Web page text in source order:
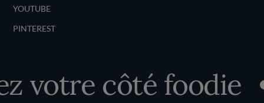
YOUTUBE
PINTEREST
votre côté foodie